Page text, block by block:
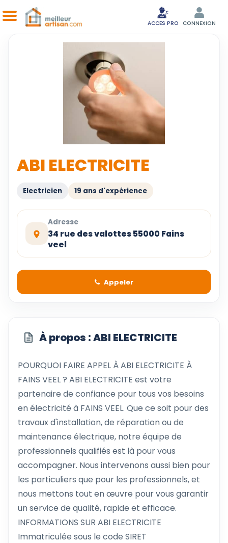
ACCES PRO CONNEXION
ABI ELECTRICITE
Electricien 19 ans d'expérience
Adresse
34 rue des valottes 55000 Fains
veel
Appeler
À propos : ABI ELECTRICITE
POURQUOI FAIRE APPEL À ABI ELECTRICITE À
FAINS VEEL ? ABI ELECTRICITE est votre
partenaire de confiance pour tous vos besoins
en électricité à FAINS VEEL. Que ce soit pour des
travaux d'installation, de réparation ou de
maintenance électrique, notre équipe de
professionnels qualifiés est là pour vous
accompagner. Nous intervenons aussi bien pour
les particuliers que pour les professionnels, et
nous mettons tout en œuvre pour vous garantir
un service de qualité, rapide et efficace.
INFORMATIONS SUR ABI ELECTRICITE
Immatriculée sous le code SIRET